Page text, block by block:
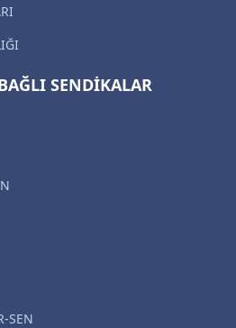
SENDİKALAR
SEN